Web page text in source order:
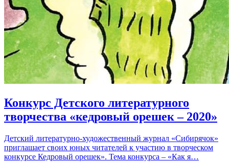
Конкурс Детского литературного
творчества «кедровый орешек – 2020»
Детский литературно-художественный журнал «Сибирячок»
приглашает своих юных читателей к участию в творческом
конкурсе Кедровый орешек». Тема конкурса – «Как я…